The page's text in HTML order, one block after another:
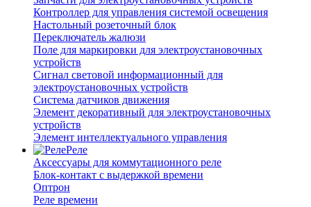
Контроллер для управления системой освещения
Настольный розеточный блок
Переключатель жалюзи
Поле для маркировки для электроустановочных
устройств
Сигнал световой информационный для
электроустановочных устройств
Система датчиков движения
Элемент декоративный для электроустановочных
устройств
Элемент интеллектуального управления
Реле
Аксессуары для коммутационного реле
Блок-контакт с выдержкой времени
Оптрон
Реле времени